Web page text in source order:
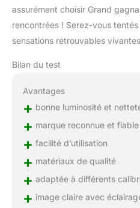
assurément choisir Grand
rencontrées ! Serez-vous
sensations retrouvables
Bilan du test
Avantages
+ bonne luminosité et
+ marque reconnue et fiable
+ facilité d’utilisation
+ matériaux de qualité
+ adaptée à différents
+ image claire avec